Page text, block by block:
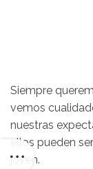
Siempre
vemos
nuestras
ellos pueden
joven.